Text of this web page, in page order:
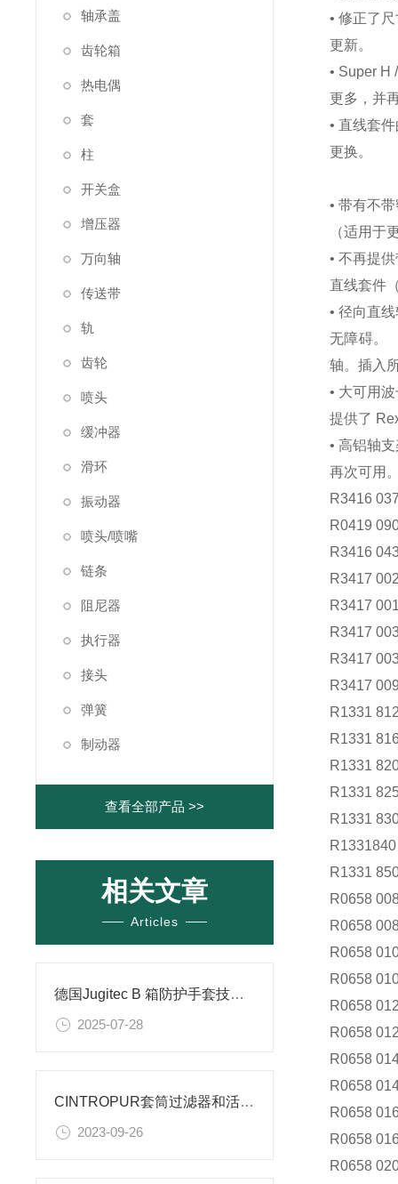
轴承盖
齿轮箱
热电偶
套
柱
开关盒
增压器
万向轴
传送带
轨
齿轮
喷头
缓冲器
滑环
振动器
喷头/喷嘴
链条
阻尼器
执行器
接头
弹簧
制动器
查看全部产品 >>
相关文章
Articles
德国Jugitec B 箱防护手套技术解析
2025-07-28
CINTROPUR套筒过滤器和活性炭滤水器介绍
2023-09-26
• 修正了
更新。
• Super
更多，并
• 直线套
更换。
• 带有不
（适用于
• 不再提
直线套件
• 径向直
无障碍。
轴。插入
• 大可用
提供了
• 高铝轴
再次可用
R3416
R0419
R3416
R3417
R3417
R3417
R3417
R3417
R1331
R1331
R1331
R1331
R1331
R1331
R0658
R0658
R0658
R0658
R0658
R0658
R0658
R0658
R0658
R0658
R0658